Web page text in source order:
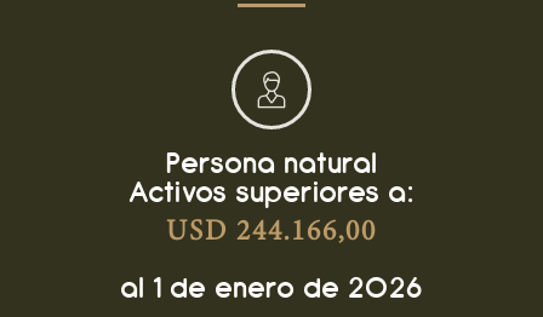
Persona natural
Activos superiores a:
USD 244.166,00
al 1 de enero de 2026